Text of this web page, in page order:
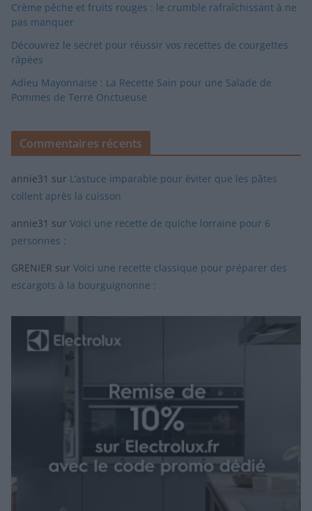
Crème pêche et fruits rouges : le crumble rafraîchissant à ne
pas manquer
Découvrez le secret pour réussir vos recettes de courgettes
râpées
Adieu Mayonnaise : La Recette Sain pour une Salade de
Pommes de Terre Onctueuse
Commentaires récents
annie31 sur L’astuce imparable pour éviter que les pâtes
collent après la cuisson
annie31 sur Voici une recette de quiche lorraine pour 6
personnes :
GRENIER sur Voici une recette classique pour préparer des
escargots à la bourguignonne :